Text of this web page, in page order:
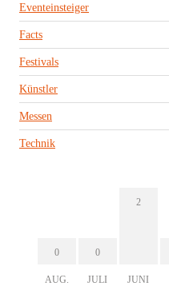
Eventeinsteiger
Facts
Festivals
Künstler
Messen
Technik
0
AUG.
0
JULI
2
JUNI